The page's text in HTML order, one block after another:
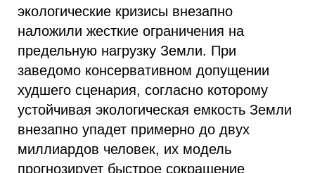
экологические кризисы внезапно
наложили жесткие ограничения на
предельную нагрузку Земли. При
заведомо консервативном допущении
худшего сценария, согласно которому
устойчивая экологическая емкость Земли
внезапно упадет примерно до двух
миллиардов человек, их модель
прогнозирует быстрое сокращение